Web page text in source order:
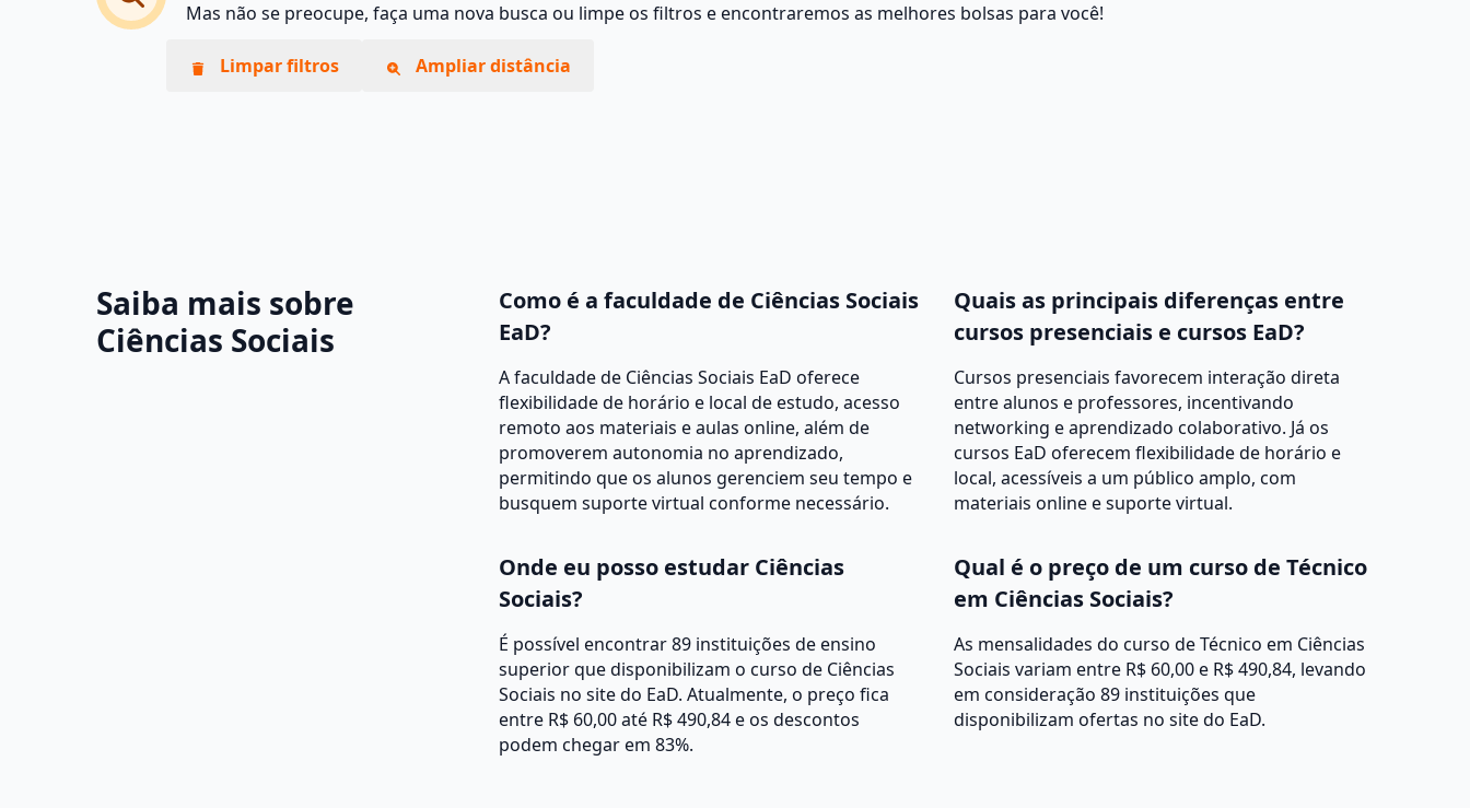
Mas não se preocupe, faça uma nova busca ou limpe os filtros e encontraremos as melhores bolsas para você!
Limpar filtros Ampliar distância
Saiba mais sobre
Ciências Sociais
Como é a faculdade de Ciências Sociais
EaD?
A faculdade de Ciências Sociais EaD oferece
flexibilidade de horário e local de estudo, acesso
remoto aos materiais e aulas online, além de
promoverem autonomia no aprendizado,
permitindo que os alunos gerenciem seu tempo e
busquem suporte virtual conforme necessário.
Quais as principais diferenças entre
cursos presenciais e cursos EaD?
Cursos presenciais favorecem interação direta
entre alunos e professores, incentivando
networking e aprendizado colaborativo. Já os
cursos EaD oferecem flexibilidade de horário e
local, acessíveis a um público amplo, com
materiais online e suporte virtual.
Onde eu posso estudar Ciências
Sociais?
É possível encontrar 89 instituições de ensino
superior que disponibilizam o curso de Ciências
Sociais no site do EaD. Atualmente, o preço fica
entre R$ 60,00 até R$ 490,84 e os descontos
podem chegar em 83%.
Qual é o preço de um curso de Técnico
em Ciências Sociais?
As mensalidades do curso de Técnico em Ciências
Sociais variam entre R$ 60,00 e R$ 490,84, levando
em consideração 89 instituições que
disponibilizam ofertas no site do EaD.